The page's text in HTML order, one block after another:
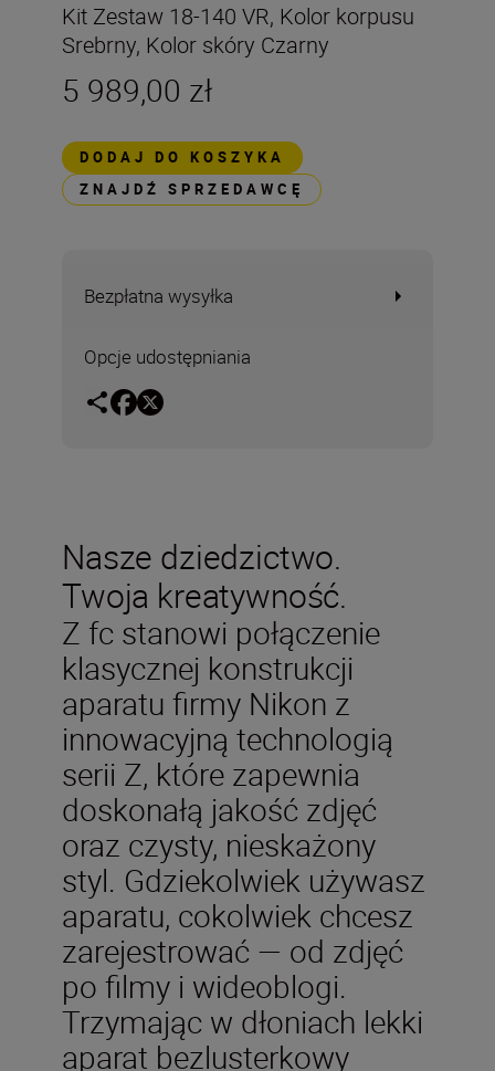
Kit Zestaw 18-140 VR, Kolor korpusu
Srebrny, Kolor skóry Czarny
5 989,00 zł
DODAJ DO KOSZYKA
ZNAJDŹ SPRZEDAWCĘ
Bezpłatna wysyłka
Opcje udostępniania
Nasze dziedzictwo.
Twoja kreatywność.
Z fc stanowi połączenie
klasycznej konstrukcji
aparatu firmy Nikon z
innowacyjną technologią
serii Z, które zapewnia
doskonałą jakość zdjęć
oraz czysty, nieskażony
styl. Gdziekolwiek używasz
aparatu, cokolwiek chcesz
zarejestrować — od zdjęć
po filmy i wideoblogi.
Trzymając w dłoniach lekki
aparat bezlusterkowy